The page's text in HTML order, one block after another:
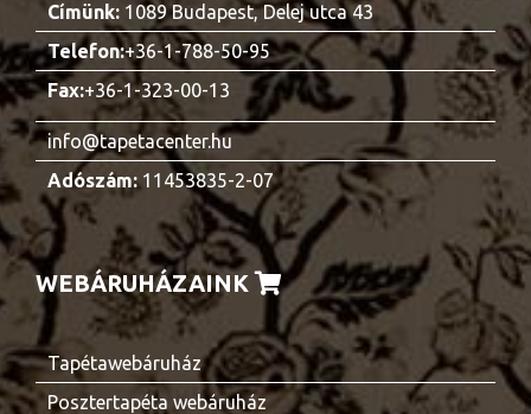
Címünk: 1089 Budapest, Delej utca 43
Telefon:+36-1-788-50-95
Fax:+36-1-323-00-13
info@tapetacenter.hu
Adószám:11453835-2-07
WEBÁRUHÁZAINK
Tapétawebáruház
Posztertapéta webáruház